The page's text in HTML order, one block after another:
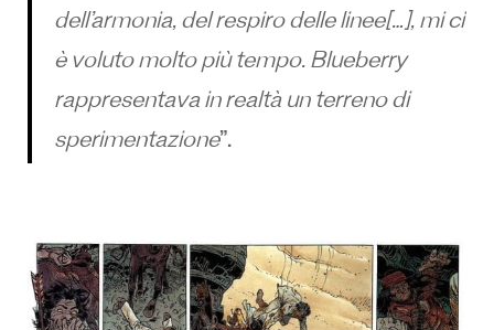
dell’armonia, del respiro delle linee[…], mi ci
è voluto molto più tempo. Blueberry
rappresentava in realtà un terreno di
sperimentazione”.